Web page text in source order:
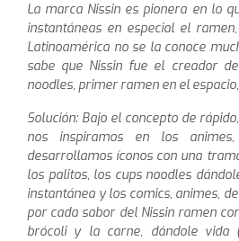
La marca Nissin es pionera en lo
instantáneas en especial el
Latinoamérica no se la conoce
sabe que Nissin fue el creador
noodles, primer ramen en el
Solución: Bajo el concepto de
nos inspiramos en los
desarrollamos íconos con una
los palitos, los cups noodles
instantánea y los comics, animes,
por cada sabor del Nissin ramen
brócoli y la carne, dándole vida